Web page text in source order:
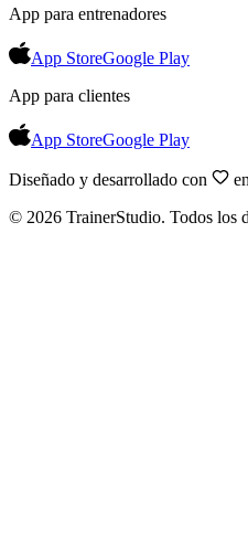
App para entrenadores
App StoreGoogle Play
App para clientes
App StoreGoogle Play
Diseñado y desarrollado con
© 2026 TrainerStudio. Todos los